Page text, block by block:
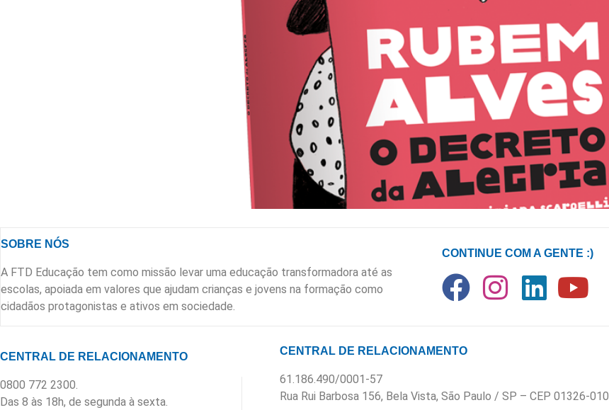
SOBRE NÓS
A FTD Educação tem como missão levar uma educação transformadora até as
escolas, apoiada em valores que ajudam crianças e jovens na formação como
cidadãos protagonistas e ativos em sociedade.
CONTINUE COM A GENTE :)
CENTRAL DE RELACIONAMENTO
0800 772 2300.
Das 8 às 18h, de segunda à sexta.
CENTRAL DE RELACIONAMENTO
61.186.490/0001-57
Rua Rui Barbosa 156, Bela Vista, São Paulo / SP – CEP 01326-010